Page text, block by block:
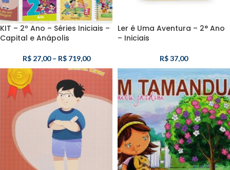
KIT – 2º Ano – Séries Iniciais –
Capital e Anápolis
R$27,00 – R$719,00
Ler é Uma Aventura – 2° Ano
– Iniciais
R$37,00